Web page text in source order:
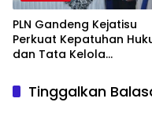
PLN Gandeng Kejatisu
Perkuat Kepatuhan
dan Tata Kelola
Tinggalkan